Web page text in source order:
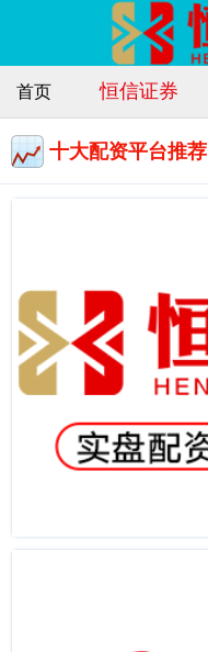
首页 恒信证券
十大配资平台推荐